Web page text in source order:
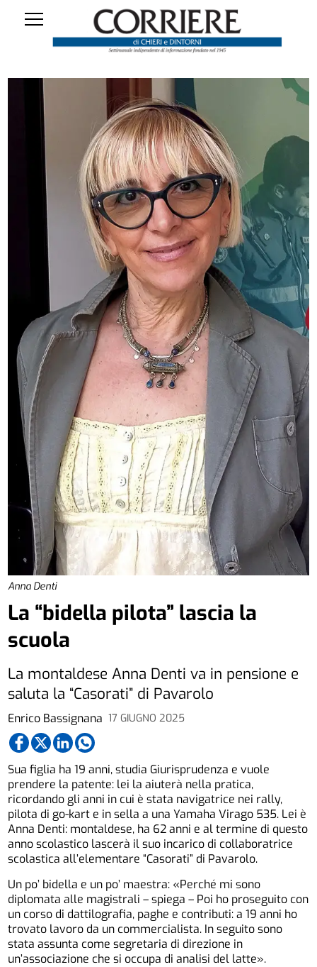
Anna Denti
Enrico Bassignana 17 GIUGNO 2025
La “bidella pilota” lascia la
scuola
La montaldese Anna Denti va in pensione e
saluta la “Casorati” di Pavarolo
Sua figlia ha 19 anni, studia Giurisprudenza e vuole
prendere la patente: lei la aiuterà nella pratica,
ricordando gli anni in cui è stata navigatrice nei rally,
pilota di go-kart e in sella a una Yamaha Virago 535. Lei è
Anna Denti: montaldese, ha 62 anni e al termine di questo
anno scolastico lascerà il suo incarico di collaboratrice
scolastica all’elementare “Casorati” di Pavarolo.
Un po’ bidella e un po’ maestra: «Perché mi sono
diplomata alle magistrali – spiega – Poi ho proseguito con
un corso di dattilografia, paghe e contributi: a 19 anni ho
trovato lavoro da un commercialista. In seguito sono
stata assunta come segretaria di direzione in
un’associazione che si occupa di analisi del latte».